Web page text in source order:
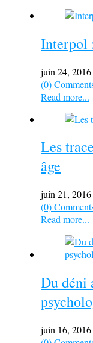
Interpol
juin 24, 2016
(0)
Read more...
Les
âge
juin 21, 2016
(0)
Read more...
Du déni
juin 16, 2016